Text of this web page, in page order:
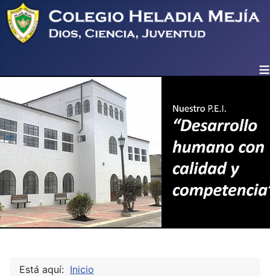
≡
Está aquí: Inicio